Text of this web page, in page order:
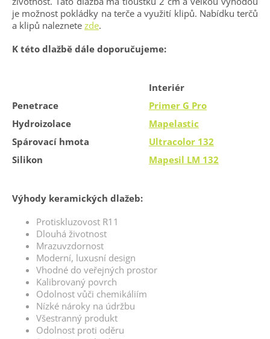
je možnost pokládky na terče a využití klipů. Nabídku terčů
a klipů naleznete zde.
K této dlažbě dále doporučujeme:
Interiér
Penetrace
Primer G Pro
Hydroizolace
Mapelastic
Spárovací hmota
Ultracolor 132
Silikon
Mapesil LM 132
Výhody keramických dlažeb:
Protiskluzovost R11
Dlouhá životnost
Mrazuvzdornost
Moderní, luxusní design
Vhodné do veřejných prostor
Kalibrovaný povrch
Odolnost vůči chemikáliím
Nízké nároky na údržbu
Všestranný produkt
Odolnost proti oděru